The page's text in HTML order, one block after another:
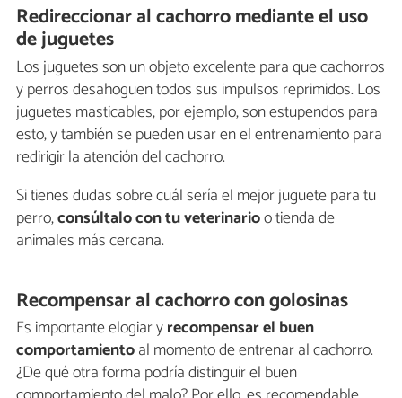
Redireccionar al cachorro mediante el uso
de juguetes
Los juguetes son un objeto excelente para que cachorros
y perros desahoguen todos sus impulsos​ ​reprimidos. Los
juguetes masticables, por ejemplo, son estupendos para
esto, y también se pueden usar en el entrenamiento​ ​para​ ​
redirigir​ ​la​ ​atención​ ​del​ ​cachorro.
Si tienes dudas sobre cuál sería el mejor juguete para tu
perro,consúltalo con tu veterinarioo tienda de
animales más cercana.
Recompensar al cachorro con golosinas
Es importante elogiar yrecompensar el buen
comportamientoal momento de entrenar al cachorro.​ ​
¿De​ ​qué​ ​otra​ ​forma​ ​podría​ ​distinguir​ ​el​ ​buen​ ​